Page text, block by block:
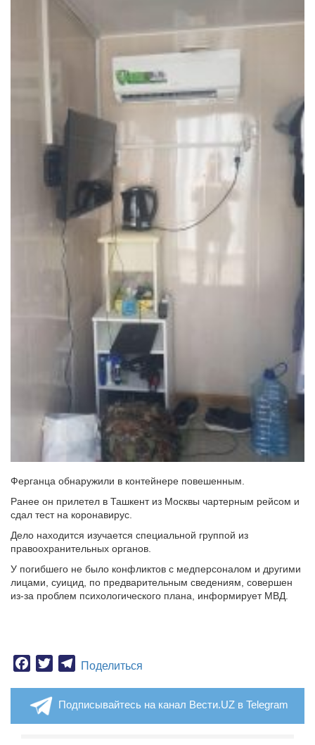
Ферганца обнаружили в контейнере повешенным.
Ранее он прилетел в Ташкент из Москвы чартерным рейсом и
сдал тест на коронавирус.
Дело находится изучается специальной группой из
правоохранительных органов.
У погибшего не было конфликтов с медперсоналом и другими
лицами, суицид, по предварительным сведениям, совершен
из-за проблем психологического плана, информирует МВД.
Facebook
TwitterTelegram
Поделиться
Подписывайтесь на канал Вести.UZ в Telegram